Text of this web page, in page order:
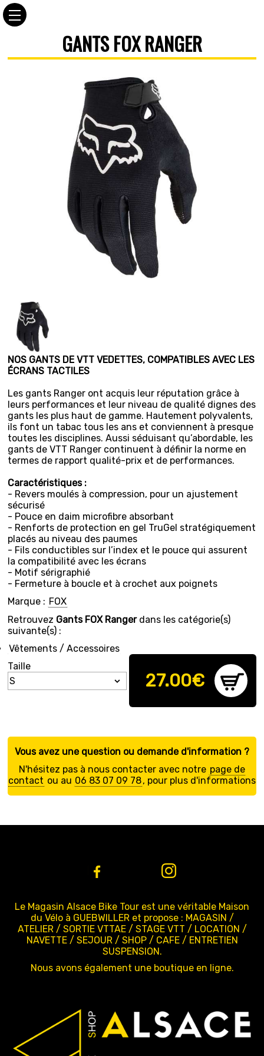
GANTS FOX RANGER
NOS GANTS DE VTT VEDETTES, COMPATIBLES AVEC LES
ÉCRANS TACTILES
Les gants Ranger ont acquis leur réputation grâce à
leurs performances et leur niveau de qualité dignes des
gants les plus haut de gamme. Hautement polyvalents,
ils font un tabac tous les ans et conviennent à presque
toutes les disciplines. Aussi séduisant qu’abordable, les
gants de VTT Ranger continuent à définir la norme en
termes de rapport qualité-prix et de performances.
Caractéristiques :
- Revers moulés à compression, pour un ajustement
sécurisé
- Pouce en daim microfibre absorbant
- Renforts de protection en gel TruGel stratégiquement
placés au niveau des paumes
- Fils conductibles sur l’index et le pouce qui assurent
la compatibilité avec les écrans
- Motif sérigraphié
- Fermeture à boucle et à crochet aux poignets
Marque : FOX
Retrouvez Gants FOX Rangerdans les catégorie(s)
suivante(s) :
Vêtements / Accessoires
Taille
27.00€
Vous avez une question ou demande d'information ?
N'hésitez pas à nous contacter avec notre page de
contact ou au 06 83 07 09 78, pour plus d'informations
Le Magasin Alsace Bike Tour est une véritable Maison
du Vélo à GUEBWILLER et propose : MAGASIN /
ATELIER / SORTIE VTTAE / STAGE VTT / LOCATION /
NAVETTE / SEJOUR / SHOP / CAFE / ENTRETIEN
SUSPENSION.
Nous avons également une boutique en ligne.